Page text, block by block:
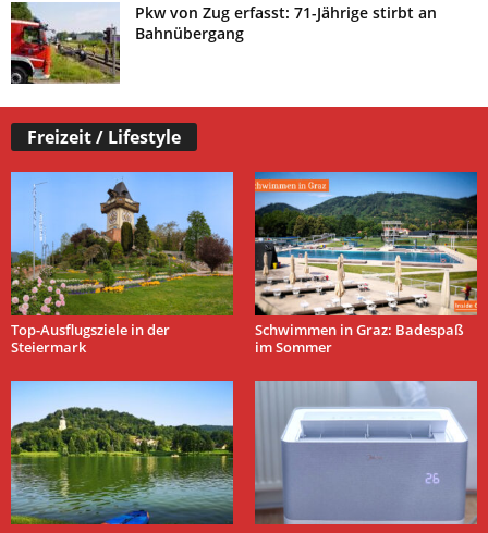
Pkw von Zug erfasst: 71-Jährige stirbt an
Bahnübergang
Freizeit / Lifestyle
Top-Ausflugsziele in der
Steiermark
Schwimmen in Graz: Badespaß
im Sommer